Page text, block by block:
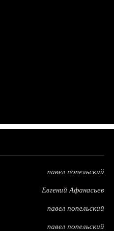
павел попельский
Евгений Афанасьев
павел попельский
павел попельский